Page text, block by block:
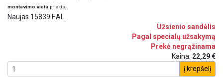
montavimo vieta priekis
Naujas 15839 EAL
Užsienio sandėlis
Pagal specialų užsakymą
Prekė negrąžinama
Kaina: 22,29 €
į krepšelį